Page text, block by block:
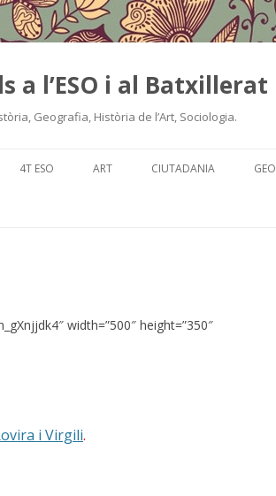
a l’ESO i al Batxillerat
Geografia, Història de l’Art, Sociologia.
to
4T ESO ART CIUTADANIA GEO
width=”500″ height=”350″
i Virgili.